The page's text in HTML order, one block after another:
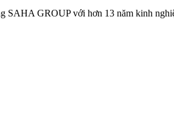
SAHA GROUP với hơn 13 năm kinh